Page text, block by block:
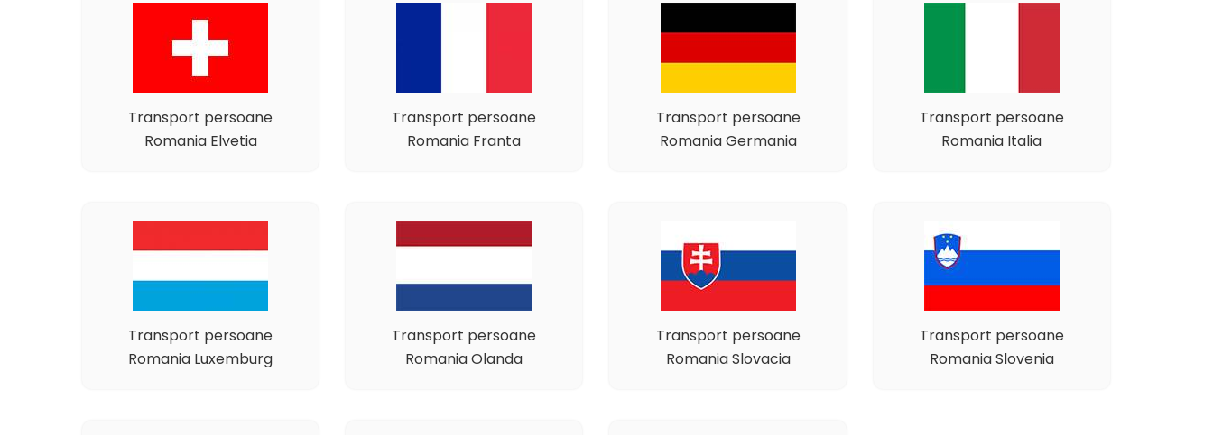
Transport persoane
Romania Elvetia
Transport persoane
Romania Franta
Transport persoane
Romania Germania
Transport persoane
Romania Italia
Transport persoane
Romania Luxemburg
Transport persoane
Romania Olanda
Transport persoane
Romania Slovacia
Transport persoane
Romania Slovenia